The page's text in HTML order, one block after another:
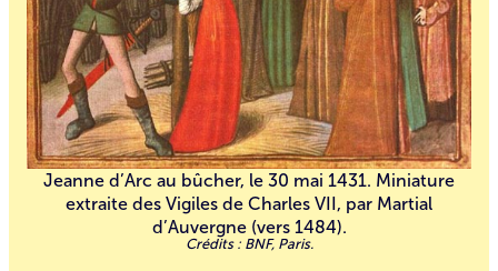
Jeanne d’Arc au bûcher, le 30 mai 1431. Miniature
extraite des Vigiles de Charles VII, par Martial
d’Auvergne (vers 1484).
BNF, Paris.